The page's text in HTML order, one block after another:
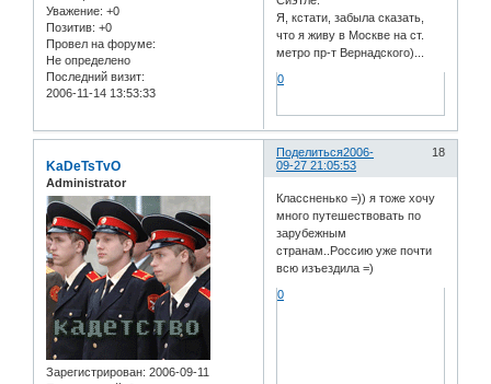
Уважение: +0
Позитив: +0
Провел на форуме:
Не определено
Последний визит:
2006-11-14 13:53:33
Я, кстати, забыла сказать,
что я живу в Москве на ст.
метро пр-т Вернадского)...
0
Поделиться 18
2006-
09-27 21:05:53
KaDeTsTvO
Administrator
Зарегистрирован: 2006-09-11
Классненько =)) я тоже хочу
много путешествовать по
зарубежным
странам..Россию уже почти
всю изъездила =)
0